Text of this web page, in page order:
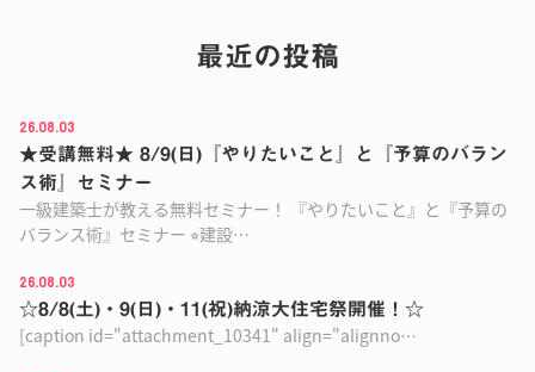
最近の投稿
26.08.03
★受講無料★ 8/9(日)『やりたいこと』と『予算のバラン
ス術』セミナー
一級建築士が教える無料セミナー！ 『やりたいこと』と『予算の
バランス術』セミナー ⭐︎建設…
26.08.03
☆8/8(土)・9(日)・11(祝)納涼大住宅祭開催！☆
[caption id="attachment_10341" align="alignno…